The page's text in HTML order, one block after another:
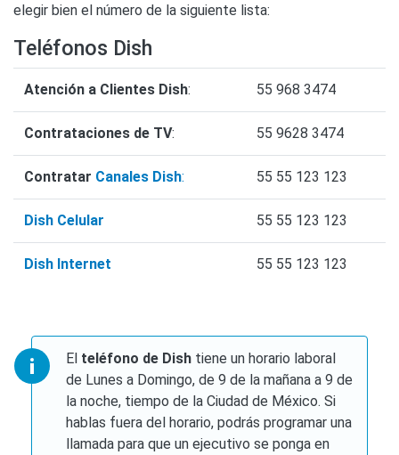
elegir bien el número de la siguiente lista:
Teléfonos Dish
Atención a Clientes Dish: 55 968 3474
Contrataciones de TV: 55 9628 3474
Contratar Canales Dish: 55 55 123 123
Dish Celular 55 55 123 123
Dish Internet 55 55 123 123
El teléfono de Dish tiene un horario laboral
de Lunes a Domingo, de 9 de la mañana a 9 de
la noche, tiempo de la Ciudad de México. Si
hablas fuera del horario, podrás programar una
llamada para que un ejecutivo se ponga en